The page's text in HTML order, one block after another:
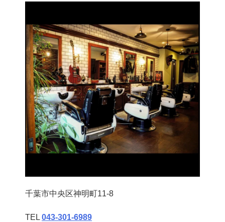
千葉市中央区神明町11-8
TEL 043‐301‐6989